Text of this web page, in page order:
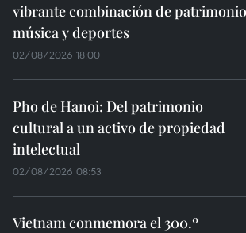
vibrante combinación de
música y deportes
02/08/2026 18:00
Pho de Hanoi: Del patrimonio
cultural a un activo de propiedad
intelectual
02/08/2026 08:53
Vietnam conmemora el 300.º